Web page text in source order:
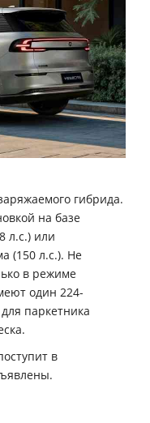
гибрида.
на базе
л.с.) или
(150 л.с.). Не
в режиме
один 224-
паркетника
в